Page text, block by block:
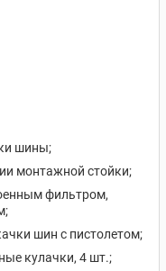
шины;
монтажной стойки;
фильтром,
шин с пистолетом;
кулачки, 4 шт.;